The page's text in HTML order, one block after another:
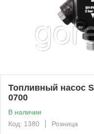
Топливный насос
0700
В наличии
Код: 1380
Розница